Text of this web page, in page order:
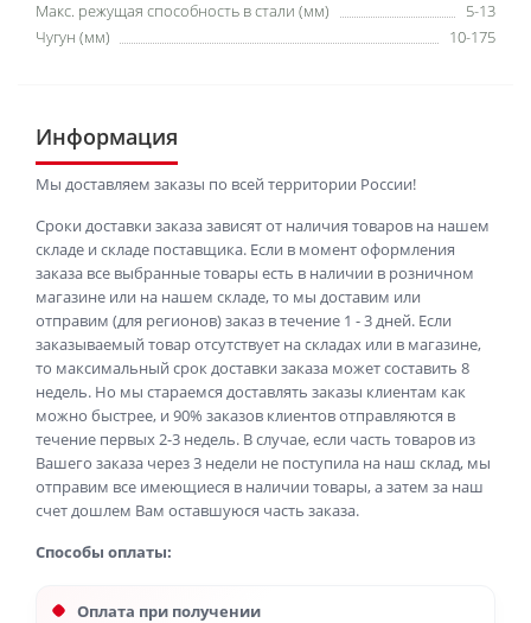
Макс. режущая способность в стали (мм)
5-13
Чугун (мм)
10-175
Информация
Мы доставляем заказы по всей территории России!
Сроки доставки заказа зависят от наличия товаров на нашем
складе и складе поставщика. Если в момент оформления
заказа все выбранные товары есть в наличии в розничном
магазине или на нашем складе, то мы доставим или
отправим (для регионов) заказ в течение 1 - 3 дней. Если
заказываемый товар отсутствует на складах или в магазине,
то максимальный срок доставки заказа может составить 8
недель. Но мы стараемся доставлять заказы клиентам как
можно быстрее, и 90% заказов клиентов отправляются в
течение первых 2-3 недель. В случае, если часть товаров из
Вашего заказа через 3 недели не поступила на наш склад, мы
отправим все имеющиеся в наличии товары, а затем за наш
счет дошлем Вам оставшуюся часть заказа.
Способы оплаты:
Оплата при получении